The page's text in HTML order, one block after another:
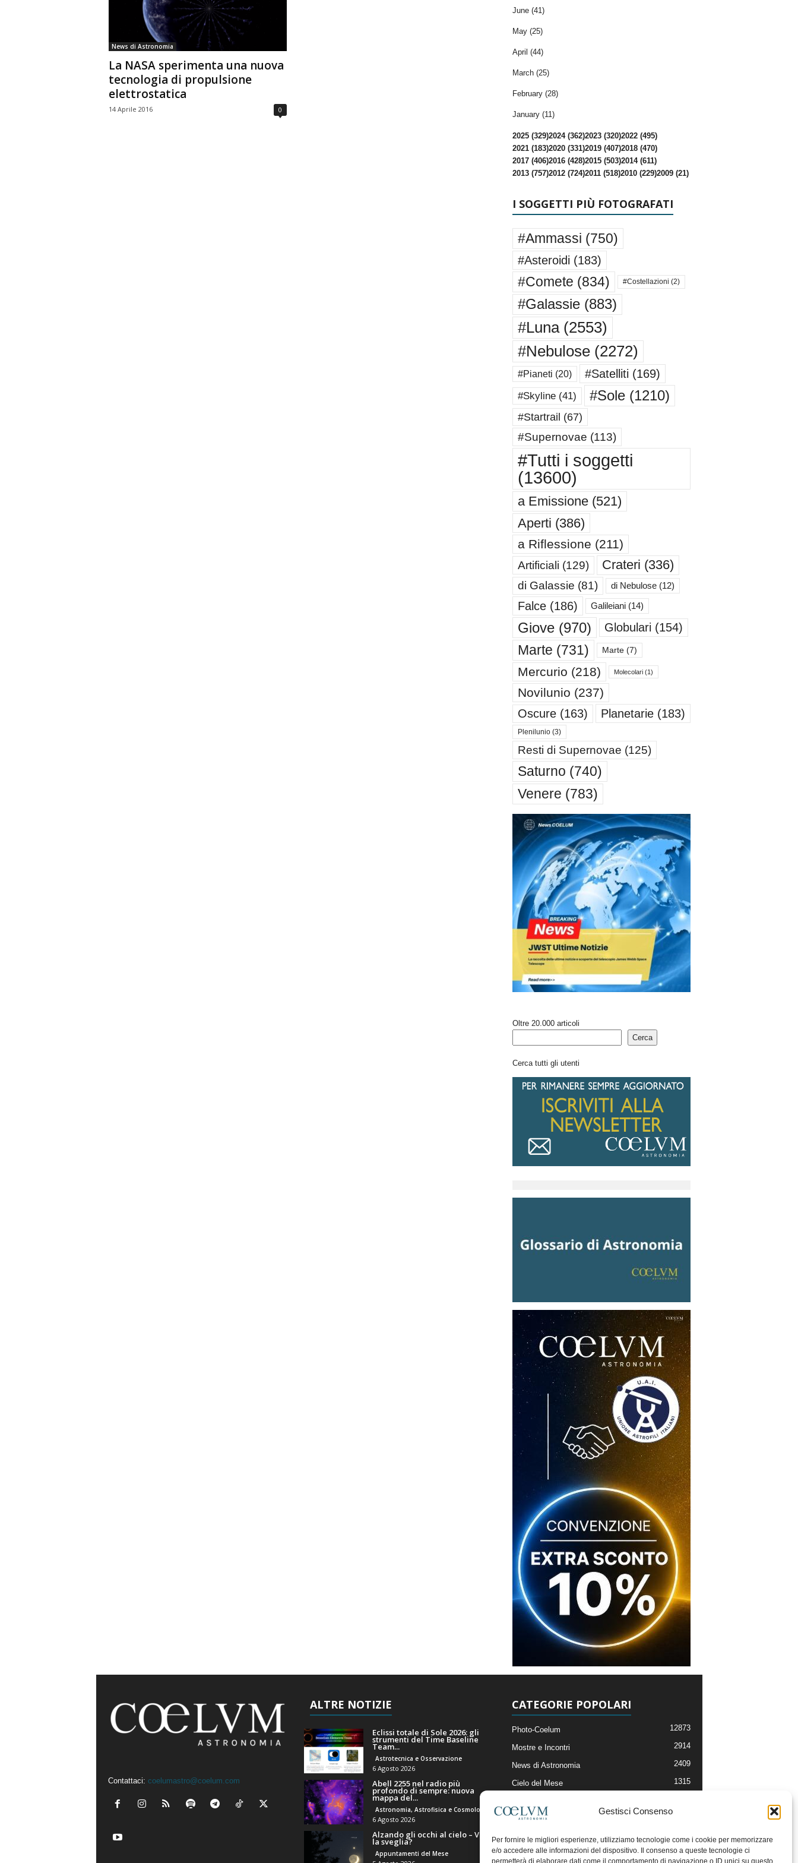
Gestisci Consenso
Per fornire le migliori esperienze, utilizziamo tecnologie come i cookie per memorizzare
e/o accedere alle informazioni del dispositivo. Il consenso a queste tecnologie ci
permetterà di elaborare dati come il comportamento di navigazione o ID unici su questo
n
o
m
i
a
News di Astronomia
La NASA sperimenta una nuova
tecnologia di propulsione
elettrostatica
14 Aprile 2016 0
June (41)
May (25)
April (44)
March (25)
February (28)
January (11)
2025 (329)2024 (362)2023 (320)2022 (495)
2021 (183)2020 (331)2019 (407)2018 (470)
2017 (406)2016 (428)2015 (503)2014 (611)
2013 (757)2012 (724)2011 (518)2010 (229)2009 (21)
I SOGGETTI PIÙ FOTOGRAFATI
#Ammassi (750)
#Asteroidi (183)
#Comete (834) #Costellazioni (2)
#Galassie(883)
#Luna(2553)
#Nebulose(2272)
#Pianeti (20) #Satelliti (169)
#Skyline(41) #Sole(1210)
#Startrail (67)
#Supernovae (113)
#Tutti i soggetti
(13600)
a Emissione(521)
Aperti (386)
a Riflessione (211)
Artificiali (129) Crateri (336)
di Galassie (81) di Nebulose(12)
Falce(186) Galileiani(14)
Giove(970) Globulari (154)
Marte (731) Marte(7)
Mercurio (218) Molecolari(1)
Novilunio (237)
Oscure(163) Planetarie(183)
Plenilunio(3)
Resti di Supernovae (125)
Saturno (740)
Venere (783)
Oltre 20.000 articoli
Cerca
Cerca tutti gli utenti
Contattaci: coelumastro@coelum.com
ALTRE NOTIZIE
Eclissi totale di Sole 2026: gli
strumenti del Time Baseline
Team...
Astrotecnica e Osservazione
6 Agosto 2026
Abell 2255 nel radio più
profondo di sempre: nuova
mappa del...
Astronomia, Astrofisica e Cosmologia
6 Agosto 2026
Alzando gli occhi al cielo – Vale
la sveglia?
Appuntamenti del Mese
CATEGORIE POPOLARI
Photo-Coelum 12873
Mostre e Incontri 2914
News di Astronomia 2409
Cielo del Mese 1315
Articoli e Risorse On-Line
Il Blog della Redazione